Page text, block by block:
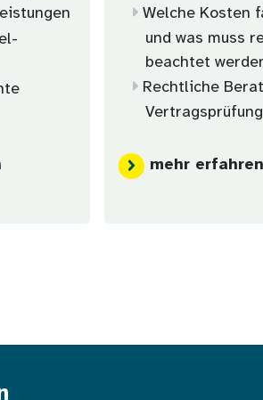
Welche Kosten
und was muss
beachtet
Rechtliche
Vertragsprüfung
mehr erfahren